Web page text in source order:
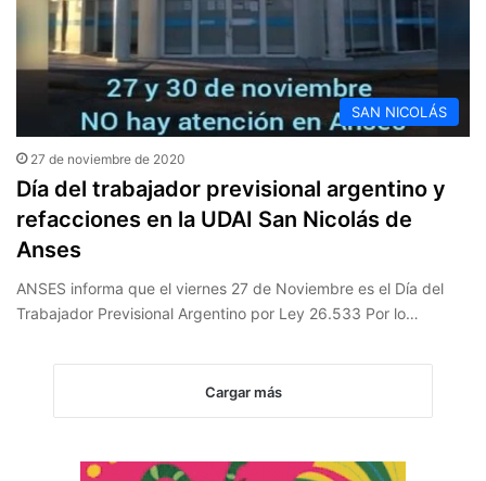
SAN NICOLÁS
27 de noviembre de 2020
Día del trabajador previsional argentino y
refacciones en la UDAI San Nicolás de
Anses
ANSES informa que el viernes 27 de Noviembre es el Día del
Trabajador Previsional Argentino por Ley 26.533 Por lo…
Cargar más